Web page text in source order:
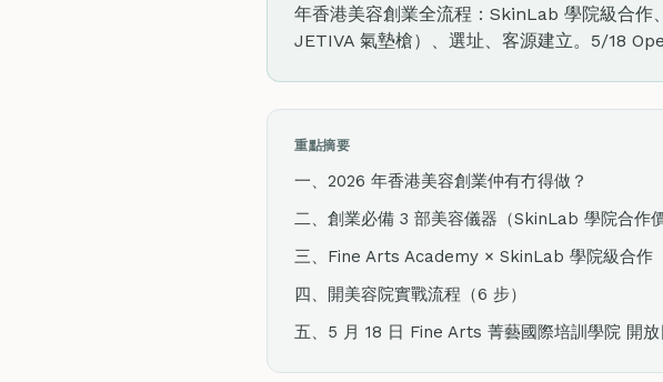
年香港美容創業全流程：SkinLab 學院級合作
JETIVA 氣墊槍）、選址、客源建立。5/18
重點摘要
一、2026 年香港美容創業仲有冇得做？
二、創業必備 3 部美容儀器（SkinLab 學院合作價
三、Fine Arts Academy × SkinLab 學院級合作
四、開美容院實戰流程（6 步）
五、5 月 18 日 Fine Arts 菁藝國際培訓學院 開放